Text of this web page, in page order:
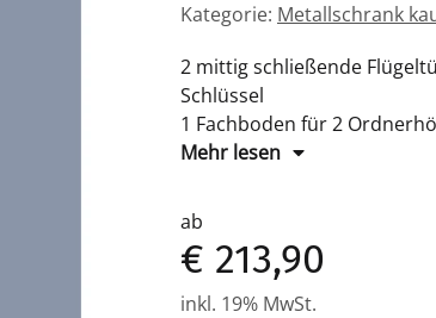
Kategorie: Metallschrank
2 mittig schließende
Schlüssel
1 Fachboden für 2
Maße: H 750 x B 800 x T 383
müssen eingelegt werden
Mehr lesen
ab
€ 213,90
inkl. 19% MwSt.